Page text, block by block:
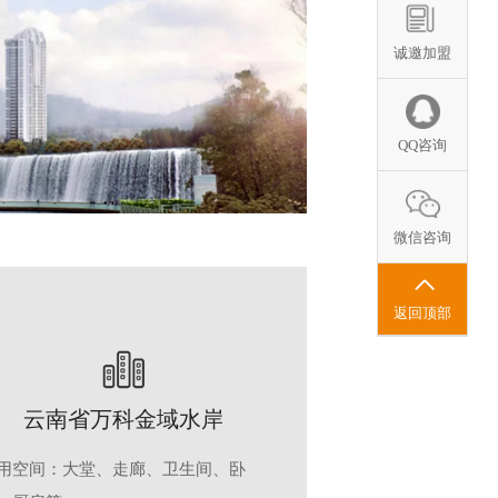
诚邀加盟
QQ咨询
微信咨询
返回顶部
云南省万科金域水岸
空间：大堂、走廊、卫生间、卧